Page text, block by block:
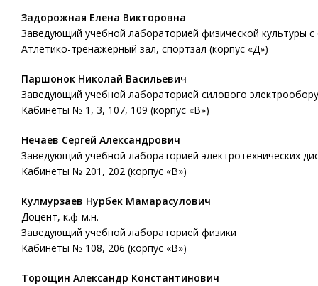
Задорожная Елена Викторовна
Заведующий учебной лабораторией физической культуры
Атлетико-тренажерный зал, спортзал (корпус «Д»)
Паршонок Николай Васильевич
Заведующий учебной лабораторией силового
Кабинеты № 1, 3, 107, 109 (корпус «В»)
Нечаев Сергей Александрович
Заведующий учебной лабораторией электротехнических
Кабинеты № 201, 202 (корпус «В»)
Кулмурзаев Нурбек Мамарасулович
Доцент, к.ф-м.н.
Заведующий учебной лабораторией физики
Кабинеты № 108, 206 (корпус «В»)
Торощин Александр Константинович